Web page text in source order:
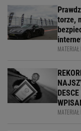
torze,
MATERIAŁ
MATERIAŁ